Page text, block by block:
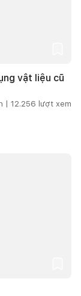
vật liệu cũ
| 12.256 lượt xem